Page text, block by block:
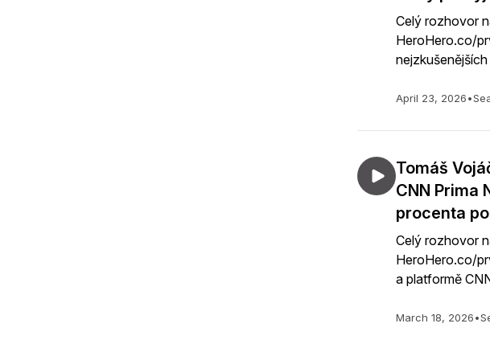
Celý rozhovor
HeroHero.co/
April 23, 2026•
Tomáš
CNN Prima
procenta
Celý rozhovor
HeroHero.co/
a platformě
March 18, 2026•